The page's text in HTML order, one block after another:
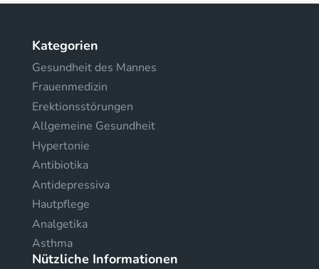
Kategorien
Gesundheit des Mannes
Frauenmedizin
Erektionsstörungen
Allgemeine Gesundheit
Hypertonie
Antibiotika
Antidepressiva
Hautpflege
Analgetika
Asthma
Nützliche Informationen